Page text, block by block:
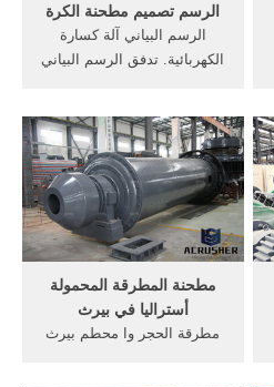
الرسم تصميم مطحنة الكرة
الرسم البياني آلة كسارة
الكهربائية. تدفق الرسم البياني
للحديد الزهر الآلات الكهربائية
الرسم البياني تصميم منشآت
لتصنيع الذهب والماس .
مطحنة المطرقة المحمولة
أستراليا في بيرث
مطرقة الحجر وا محطم بيرث